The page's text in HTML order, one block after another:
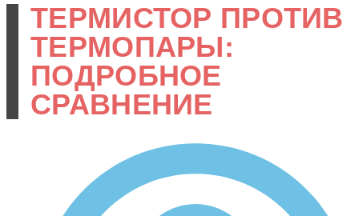
ТЕРМИСТОР ПРОТИВ
ТЕРМОПАРЫ:
ПОДРОБНОЕ
СРАВНЕНИЕ